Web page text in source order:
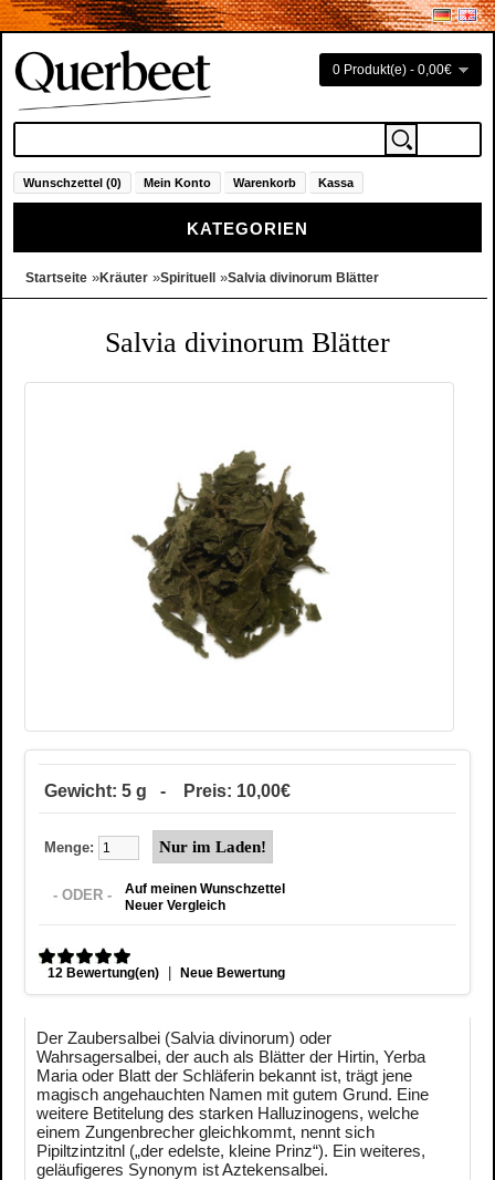
0 Produkt(e) - 0,00€
Wunschzettel (0) Mein Konto Warenkorb Kassa
KATEGORIEN
Startseite »Kräuter »Spirituell »Salvia divinorum Blätter
Salvia divinorum Blätter
Gewicht: 5 g - Preis: 10,00€
Menge:
- ODER -
Auf meinen Wunschzettel
Neuer Vergleich
12 Bewertung(en) | Neue Bewertung
Der Zaubersalbei (Salvia divinorum) oder
Wahrsagersalbei, der auch als Blätter der Hirtin, Yerba
Maria oder Blatt der Schläferin bekannt ist, trägt jene
magisch angehauchten Namen mit gutem Grund. Eine
weitere Betitelung des starken Halluzinogens, welche
einem Zungenbrecher gleichkommt, nennt sich
Pipiltzintzitnl („der edelste, kleine Prinz“). Ein weiteres,
geläufigeres Synonym ist Aztekensalbei.